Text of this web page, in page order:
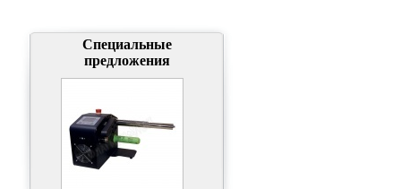
Специальные
предложения